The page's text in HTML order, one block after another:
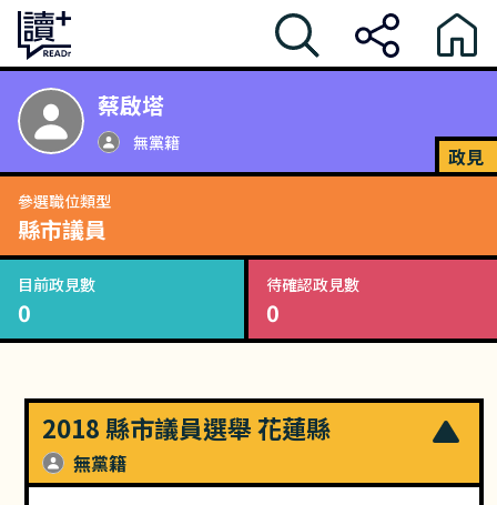
蔡啟塔
無黨籍
政見
參選職位類型
縣市議員
目前政見數
0
待確認政見數
0
2018 縣市議員選舉 花蓮縣
無黨籍